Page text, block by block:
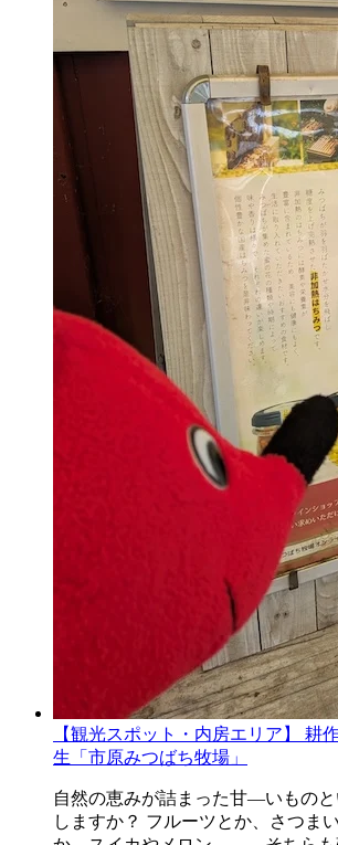
【観光スポット・内房エリア】 耕
生「市原みつばち牧場」
自然の恵みが詰まった甘―いもの
しますか？ フルーツとか、さつま